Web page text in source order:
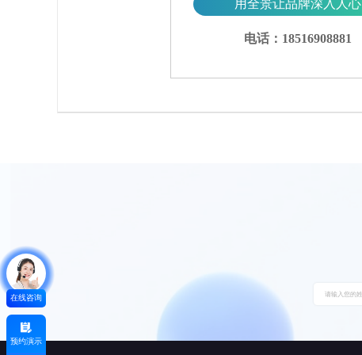
用全景让品牌深入人心
电话：18516908881
在线咨询
预约演示